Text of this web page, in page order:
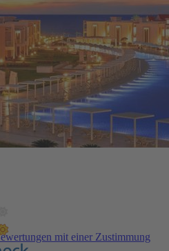
mit einer Zustimmung